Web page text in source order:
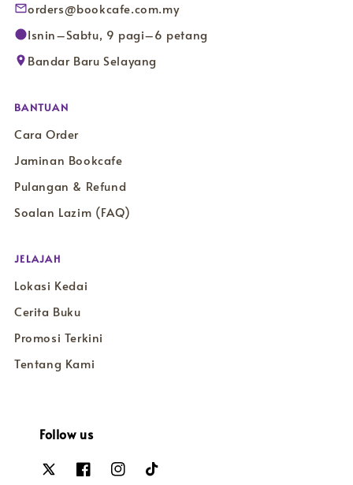
orders@bookcafe.com.my
Isnin–Sabtu, 9 pagi–6 petang
Bandar Baru Selayang
BANTUAN
Cara Order
Jaminan Bookcafe
Pulangan & Refund
Soalan Lazim (FAQ)
JELAJAH
Lokasi Kedai
Cerita Buku
Promosi Terkini
Tentang Kami
Follow us